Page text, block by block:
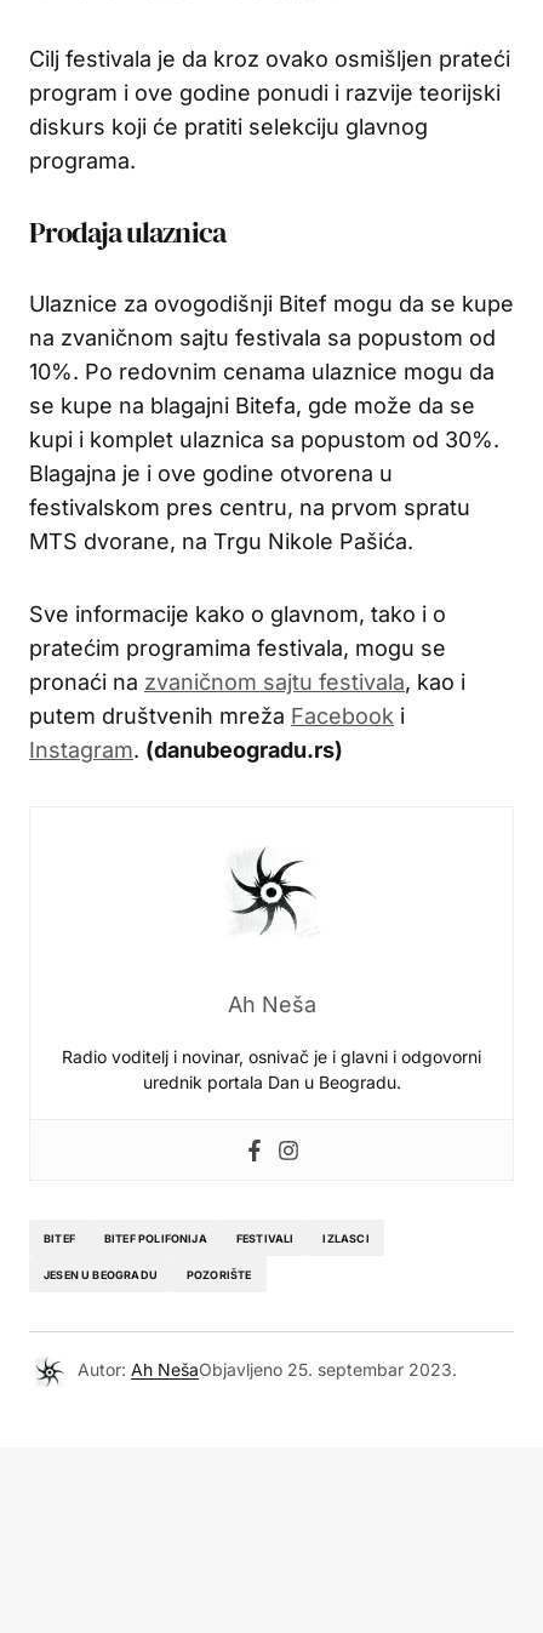
Cilj festivala je da kroz ovako osmišljen prateći
program i ove godine ponudi i razvije teorijski
diskurs koji će pratiti selekciju glavnog
programa.
Prodaja ulaznica
Ulaznice za ovogodišnji Bitef mogu da se kupe
na zvaničnom sajtu festivala sa popustom od
10%. Po redovnim cenama ulaznice mogu da
se kupe na blagajni Bitefa, gde može da se
kupi i komplet ulaznica sa popustom od 30%.
Blagajna je i ove godine otvorena u
festivalskom pres centru, na prvom spratu
MTS dvorane, na Trgu Nikole Pašića.
Sve informacije kako o glavnom, tako i o
pratećim programima festivala, mogu se
pronaći na zvaničnom sajtu festivala, kao i
putem društvenih mreža Facebook i
Instagram. (danubeogradu.rs)
Ah Neša
Radio voditelj i novinar, osnivač je i glavni i odgovorni
urednik portala Dan u Beogradu.
BITEF BITEF POLIFONIJA FESTIVALI IZLASCI
JESEN U BEOGRADU POZORIŠTE
Autor: Ah NešaObjavljeno 25. septembar 2023.